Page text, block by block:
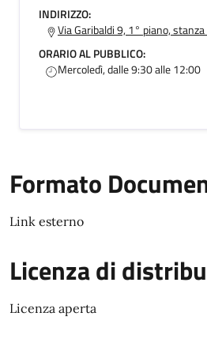
INDIRIZZO:
Via Garibaldi 9, 1° piano,
ORARIO AL PUBBLICO:
Mercoledì, dalle 9:30 alle 12:00
Formato
Link esterno
Licenza di
Licenza aperta